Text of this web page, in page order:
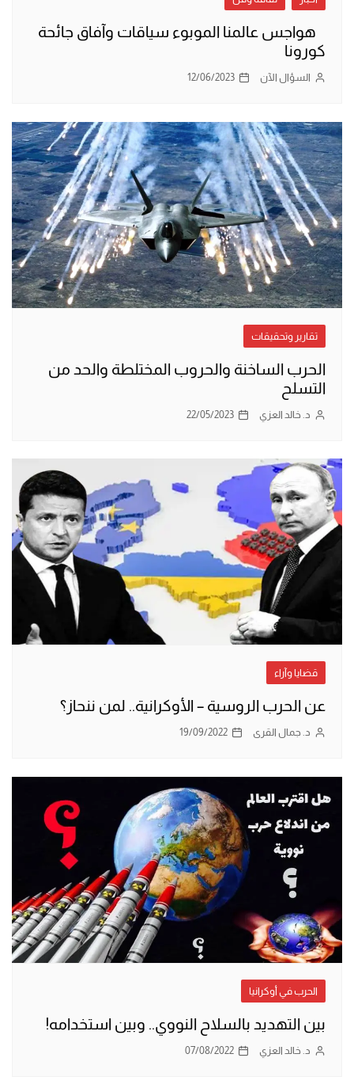
هواجس عالمنا الموبوء سياقات وآفاق جائحة
كورونا
السؤال الآن 12/06/2023
تقارير وتحقيقات
الحرب الساخنة والحروب المختلطة والحد من
التسلح
د. خالد العزي 22/05/2023
قضايا وآراء
عن الحرب الروسية – الأوكرانية.. لمن ننحاز؟
د. جمال القرى 19/09/2022
الحرب في أوكرانيا
بين التهديد بالسلاح النووي.. وبين استخدامه!
د. خالد العزي 07/08/2022